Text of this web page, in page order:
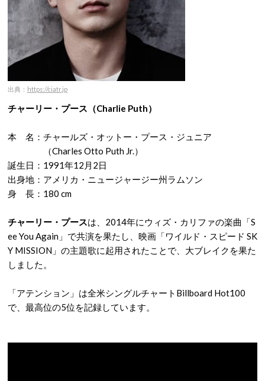
出典： https://ciatr.jp
チャーリー・プース（Charlie Puth）
本 名：チャールズ・オットー・プース・ジュニア
（Charles Otto Puth Jr.）
誕生日：1991年12月2日
出身地：アメリカ・ニュージャージー州ラムソン
身 長：180 cm
チャーリー・プースは、2014年にウィズ・カリファの楽曲「S
ee You Again」で共演を果たし、映画「ワイルド・スピード SK
Y MISSION」の主題歌に起用されたことで、大ブレイクを果た
しました。
「アテンション」は全米シングルチャートBillboard Hot100
で、最高位の5位を記録しています。